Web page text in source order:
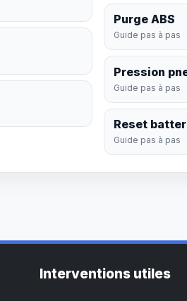
Purge ABS
Guide pas à pas
Pression
Guide pas à pas
Reset
Guide pas à pas
Interventions utiles